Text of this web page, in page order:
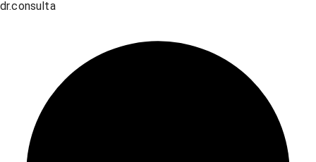
dr.consulta